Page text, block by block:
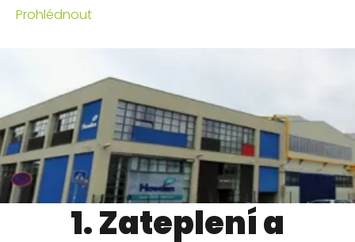
Prohlédnout
1. Zateplení a